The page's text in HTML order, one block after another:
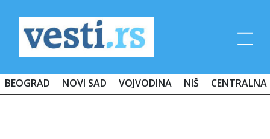
BEOGRAD NOVI SAD VOJVODINA NIŠ CENTRALNA